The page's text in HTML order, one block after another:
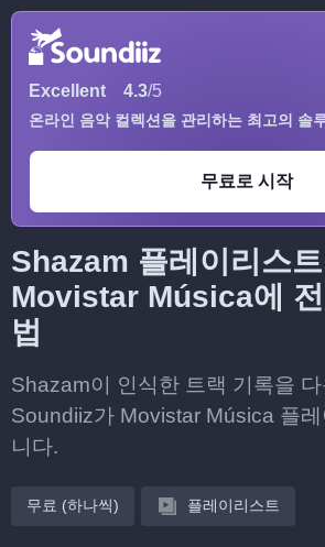
Excellent 4.3/5
온라인 음악 컬렉션을 관리하는 최고의 솔
무료로 시작
Shazam 플레이리스
Movistar Música에
법
Shazam이 인식한 트랙 기록을 다
Soundiiz가 Movistar Música 플
니다.
무료 (하나씩) 플레이리스트